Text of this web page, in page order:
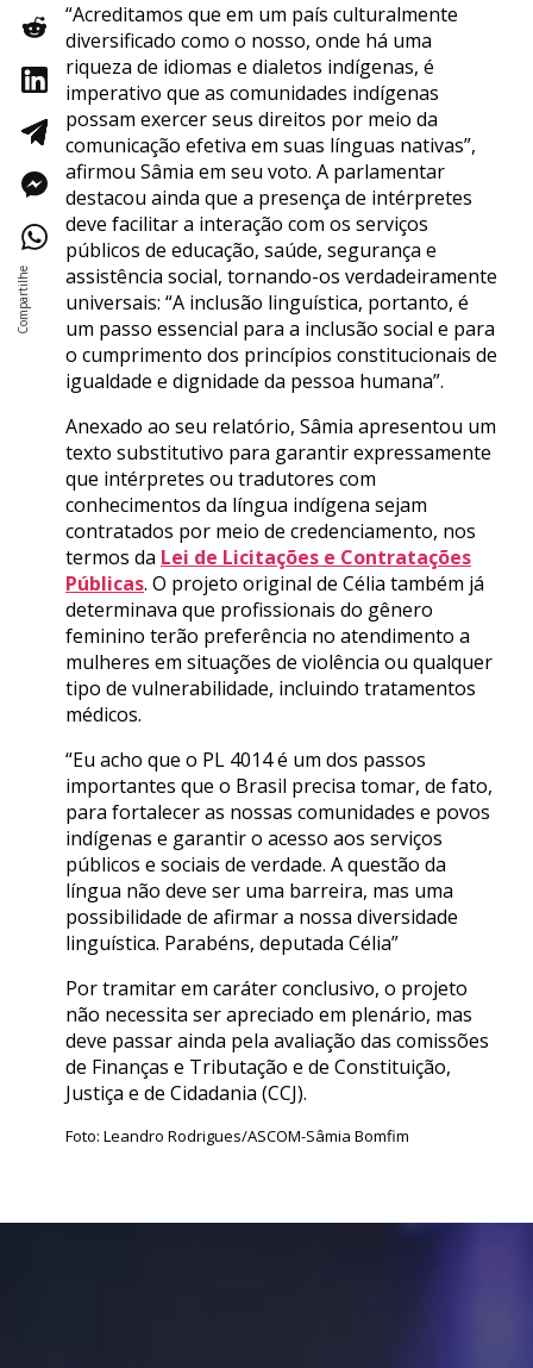
“Acreditamos que em um país culturalmente
diversificado como o nosso, onde há uma
riqueza de idiomas e dialetos indígenas, é
imperativo que as comunidades indígenas
possam exercer seus direitos por meio da
comunicação efetiva em suas línguas nativas”,
afirmou Sâmia em seu voto. A parlamentar
destacou ainda que a presença de intérpretes
deve facilitar a interação com os serviços
públicos de educação, saúde, segurança e
assistência social, tornando-os verdadeiramente
universais: “A inclusão linguística, portanto, é
um passo essencial para a inclusão social e para
o cumprimento dos princípios constitucionais de
igualdade e dignidade da pessoa humana”.
Anexado ao seu relatório, Sâmia apresentou um
texto substitutivo para garantir expressamente
que intérpretes ou tradutores com
conhecimentos da língua indígena sejam
contratados por meio de credenciamento, nos
termos da Lei de Licitações e Contratações
Públicas. O projeto original de Célia também já
determinava que profissionais do gênero
feminino terão preferência no atendimento a
mulheres em situações de violência ou qualquer
tipo de vulnerabilidade, incluindo tratamentos
médicos.
“Eu acho que o PL 4014 é um dos passos
importantes que o Brasil precisa tomar, de fato,
para fortalecer as nossas comunidades e povos
indígenas e garantir o acesso aos serviços
públicos e sociais de verdade. A questão da
língua não deve ser uma barreira, mas uma
possibilidade de afirmar a nossa diversidade
linguística. Parabéns, deputada Célia”
Por tramitar em caráter conclusivo, o projeto
não necessita ser apreciado em plenário, mas
deve passar ainda pela avaliação das comissões
de Finanças e Tributação e de Constituição,
Justiça e de Cidadania (CCJ).
Foto: Leandro Rodrigues/ASCOM-Sâmia Bomfim